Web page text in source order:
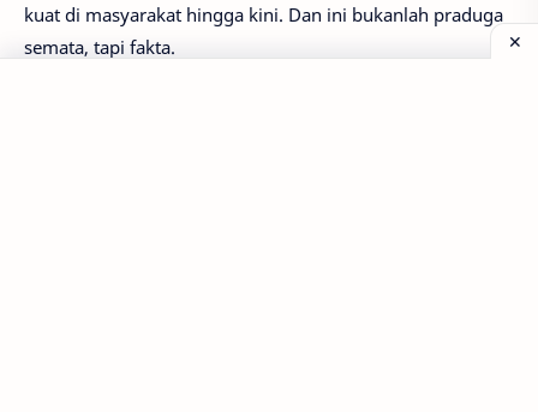
kuat di masyarakat hingga kini. Dan ini bukanlah praduga
semata, tapi fakta.